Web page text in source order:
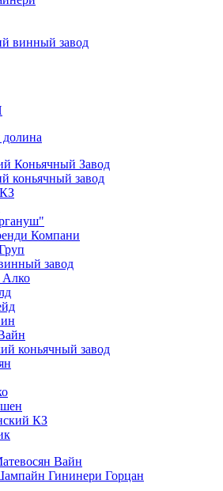
винный завод
долина
Коньячный Завод
коньячный завод
Компани
завод
Алко
коньячный завод
КЗ
Вайн
Гининери Горцан